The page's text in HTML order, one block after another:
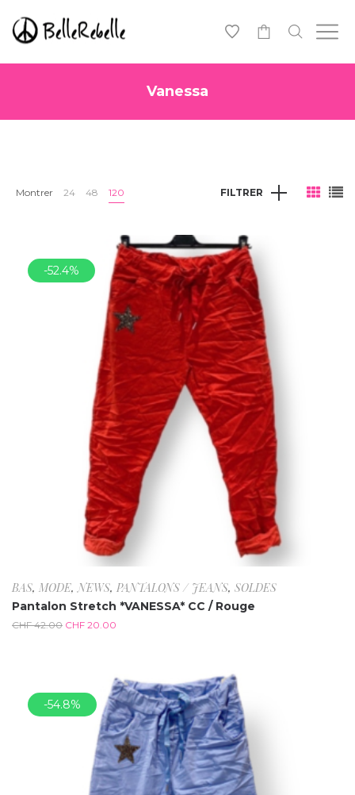
Vanessa
Montrer 24 48 120 FILTRER
-52.4%
BAS, MODE,NEWS, PANTALONS / JEANS, SOLDES
Pantalon Stretch *VANESSA* CC / Rouge
CHF42.00 CHF 20.00
-54.8%